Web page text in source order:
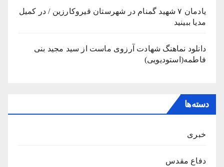
یادمان ۷ شهید گمنام در شهرستان قیروکارزین / در کمیل
مدیا ببینید
دانلود نماهنگ شهادت آرزوی ماست از سید مجید بنی
فاطمه(استودیویی)
دسته‌ها
خبری
دفاع مقدس